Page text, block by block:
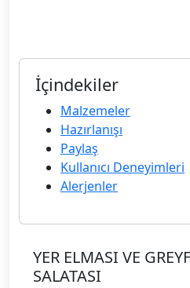
İçindekiler
Malzemeler
Hazırlanışı
Paylaş
Kullanıcı Deneyimleri
Alerjenler
YER ELMASI VE
SALATASI